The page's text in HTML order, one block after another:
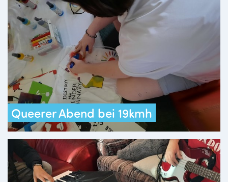
Queerer Abend bei 19kmh